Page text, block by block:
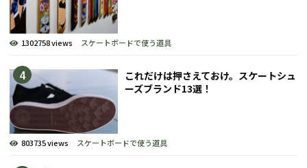
1302758 views スケートボードで使う道具
これだけは押さえておけ。スケートシュ
ーズブランド13選！
803735 views スケートボードで使う道具